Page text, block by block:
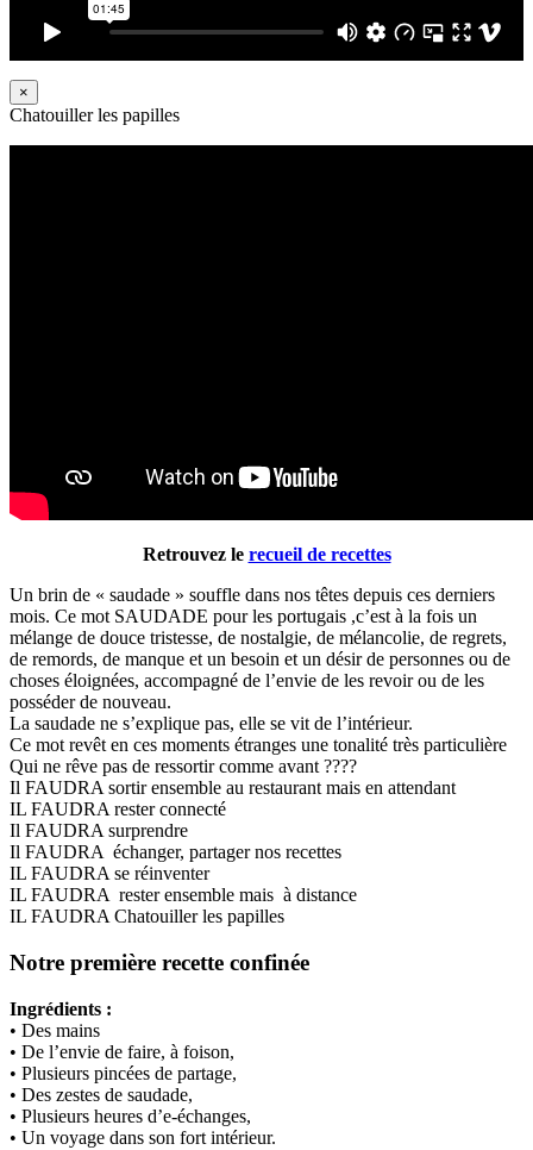
×
Chatouiller les papilles
Retrouvez le recueil de recettes
Un brin de « saudade » souffle dans nos têtes depuis ces derniers
mois. Ce mot SAUDADE pour les portugais ,c’est à la fois un
mélange de douce tristesse, de nostalgie, de mélancolie, de regrets,
de remords, de manque et un besoin et un désir de personnes ou de
choses éloignées, accompagné de l’envie de les revoir ou de les
posséder de nouveau.
La saudade ne s’explique pas, elle se vit de l’intérieur.
Ce mot revêt en ces moments étranges une tonalité très particulière
Qui ne rêve pas de ressortir comme avant ????
Il FAUDRA sortir ensemble au restaurant mais en attendant
IL FAUDRA rester connecté
Il FAUDRA surprendre
Il FAUDRA échanger, partager nos recettes
IL FAUDRA se réinventer
IL FAUDRA rester ensemble mais à distance
IL FAUDRA Chatouiller les papilles
Notre première recette confinée
Ingrédients :
• Des mains
• De l’envie de faire, à foison,
• Plusieurs pincées de partage,
• Des zestes de saudade,
• Plusieurs heures d’e-échanges,
• Un voyage dans son fort intérieur.